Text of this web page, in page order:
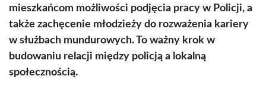
mieszkańcom możliwości podjęcia pracy w Policji, a
także zachęcenie młodzieży do rozważenia kariery
w służbach mundurowych. To ważny krok w
budowaniu relacji między policją a lokalną
społecznością.